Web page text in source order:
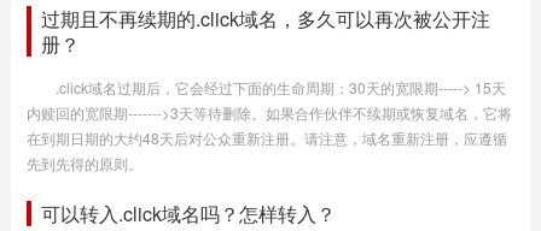
过期且不再续期的.click域名，多久可以再次被公开注
册？
.click域名过期后，它会经过下面的生命周期：30天的宽限期-----> 15天
内赎回的宽限期------->3天等待删除。如果合作伙伴不续期或恢复域名，它将
在到期日期的大约48天后对公众重新注册。请注意，域名重新注册，应遵循
先到先得的原则。
可以转入.click域名吗？怎样转入？